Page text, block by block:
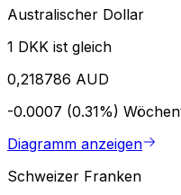
Australischer Dollar
1 DKK ist gleich
0,218786 AUD
-0.0007 (0.31%)
Diagramm anzeigen
Schweizer Franken